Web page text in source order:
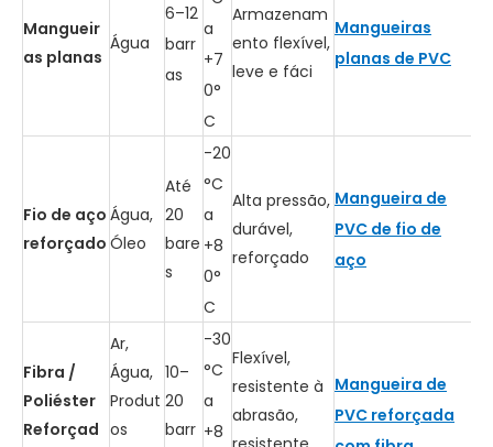
Mangueir
as planas
Água
6–12
barr
as
a
+7
0°
C
Armazenam
ento flexível,
leve e fáci
Mangueiras
planas de PVC
Fio de aço
reforçado
Água,
Óleo
Até
20
bare
s
-20
°C
a
+8
0°
C
Alta pressão,
durável,
reforçado
Mangueira de
PVC de fio de
aço
Fibra /
Poliéster
Reforçad
Ar,
Água,
Produt
os
10–
20
barr
-30
°C
a
+8
Flexível,
resistente à
abrasão,
Mangueira de
PVC reforçada